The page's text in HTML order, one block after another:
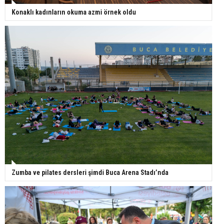
Konaklı kadınların okuma azmi örnek oldu
Zumba ve pilates dersleri şimdi Buca Arena Stadı’nda